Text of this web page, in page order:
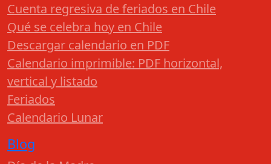
Cuenta regresiva de feriados en Chile
Qué se celebra hoy en Chile
Descargar calendario en PDF
Calendario imprimible: PDF horizontal,
vertical y listado
Feriados
Calendario Lunar
Blog